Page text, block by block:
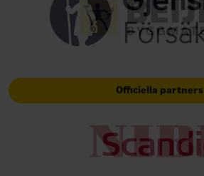
Officiella partners